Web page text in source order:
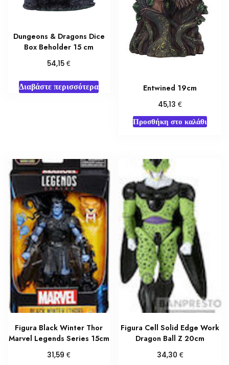
Dungeons & Dragons Dice
Box Beholder 15 cm
54,15€
Διαβάστε περισσότερα Entwined 19cm
45,13€
Προσθήκη στο καλάθι
Figura Black Winter Thor
Marvel Legends Series 15cm
31,59€
Figura Cell Solid Edge Work
Dragon Ball Z 20cm
34,30 €